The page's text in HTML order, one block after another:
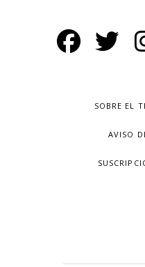
SOBRE EL
AVISO